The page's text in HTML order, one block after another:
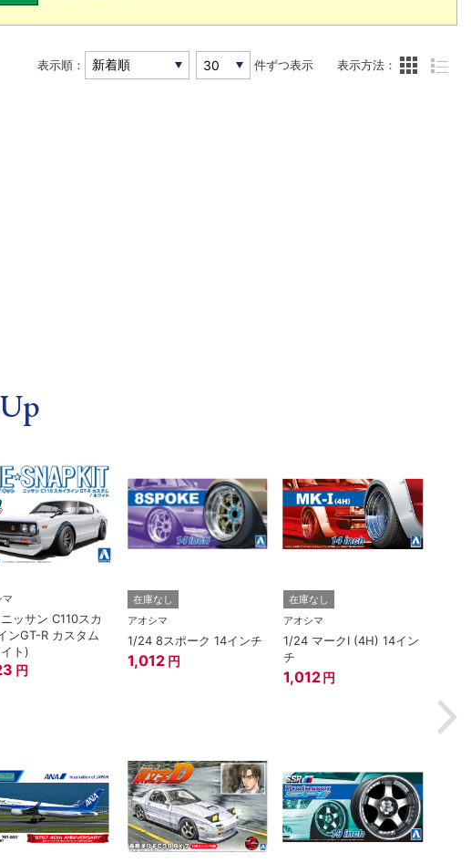
表示順： 件ずつ表示 表示方法：
マ
ッサン C110スカ
ンGT-R カスタム
ト)
円
在庫なし
アオシマ
1/24 8スポーク 14インチ
1,012 円
在庫なし
アオシマ
1/24 マークI (4H) 14イン
チ
1,012 円